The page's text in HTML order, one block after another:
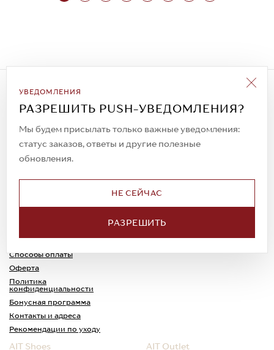
УВЕДОМЛЕНИЯ
РАЗРЕШИТЬ PUSH-УВЕДОМЛЕНИЯ?
Мы будем присылать только важные уведомления:
статус заказов, ответы и другие полезные
обновления.
НЕ СЕЙЧАС
РАЗРЕШИТЬ
Подписаться на рассылку
Всегда будьте в курсе новых акций и
спецпредложений!
© 2023. AIT Shoes
Все права защищены
Доставка
Способы оплаты
Оферта
Политика
конфиденциальности
Обмен и возврат
Каспи-Ред
Бонусная программа
Контакты и адреса
Рекомендации по уходу
AIT Shoes AIT Outlet